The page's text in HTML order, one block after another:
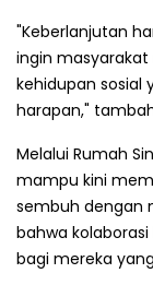
"Keberlanjutan
ingin masyarakat
kehidupan sosial
harapan,"
Melalui Rumah
mampu kini
sembuh dengan
bahwa
bagi mereka